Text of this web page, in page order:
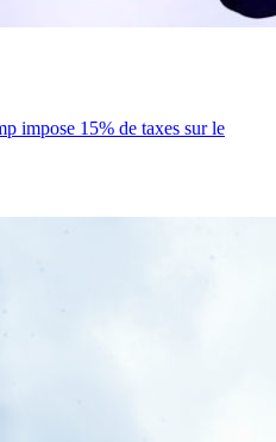
impose 15% de taxes sur le